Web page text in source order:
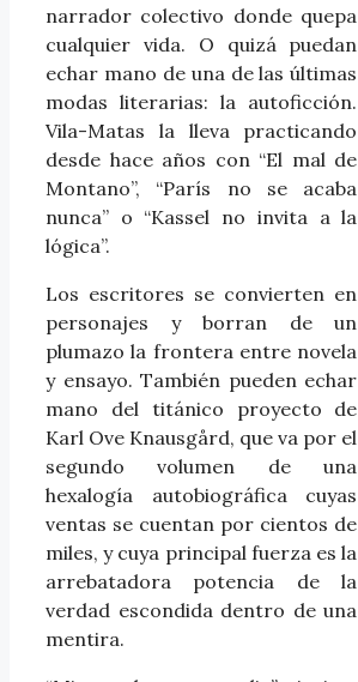
narrador colectivo donde quepa
cualquier vida. O quizá puedan
echar mano de una de las últimas
modas literarias: la autoficción.
Vila-Matas la lleva practicando
desde hace años con “El mal de
Montano”, “París no se acaba
nunca” o “Kassel no invita a la
lógica”.
Los escritores se convierten en
personajes y borran de un
plumazo la frontera entre novela
y ensayo. También pueden echar
mano del titánico proyecto de
Karl Ove Knausgård, que va por el
segundo volumen de una
hexalogía autobiográfica cuyas
ventas se cuentan por cientos de
miles, y cuya principal fuerza es la
arrebatadora potencia de la
verdad escondida dentro de una
mentira.